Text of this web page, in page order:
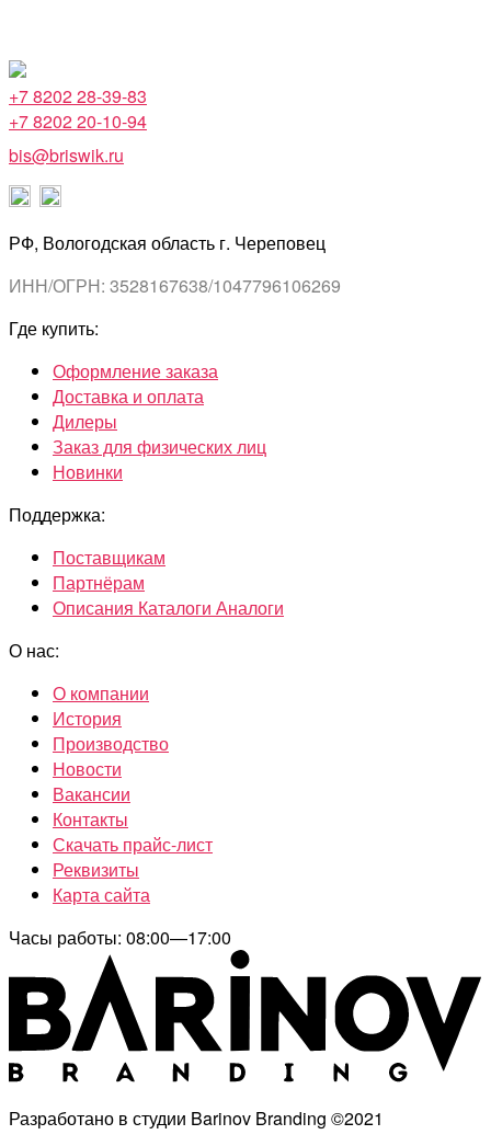
+7 8202 28-39-83
+7 8202 20-10-94
bis@briswik.ru
РФ, Вологодская область г. Череповец
ИНН/ОГРН: 3528167638/1047796106269
Где купить:
Оформление заказа
Доставка и оплата
Дилеры
Заказ для физических лиц
Новинки
Поддержка:
Поставщикам
Партнёрам
Описания Каталоги Аналоги
О нас:
О компании
История
Производство
Новости
Вакансии
Контакты
Скачать прайс-лист
Реквизиты
Карта сайта
Часы работы: 08:00—17:00
Разработано в студии Barinov Branding ©2021